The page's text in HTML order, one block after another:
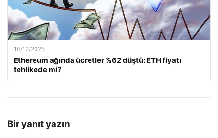
10/12/2025
Ethereum ağında ücretler %62 düştü: ETH fiyatı
tehlikede mi?
Bir yanıt yazın